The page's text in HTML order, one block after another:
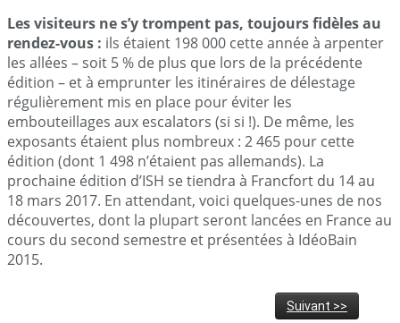
Les visiteurs ne s’y trompent pas, toujours fidèles au
rendez-vous : ils étaient 198 000 cette année à arpenter
les allées – soit 5 % de plus que lors de la précédente
édition – et à emprunter les itinéraires de délestage
régulièrement mis en place pour éviter les
embouteillages aux escalators (si si !). De même, les
exposants étaient plus nombreux : 2 465 pour cette
édition (dont 1 498 n’étaient pas allemands). La
prochaine édition d’ISH se tiendra à Francfort du 14 au
18 mars 2017. En attendant, voici quelques-unes de nos
découvertes, dont la plupart seront lancées en France au
cours du second semestre et présentées à IdéoBain
2015.
Suivant >>